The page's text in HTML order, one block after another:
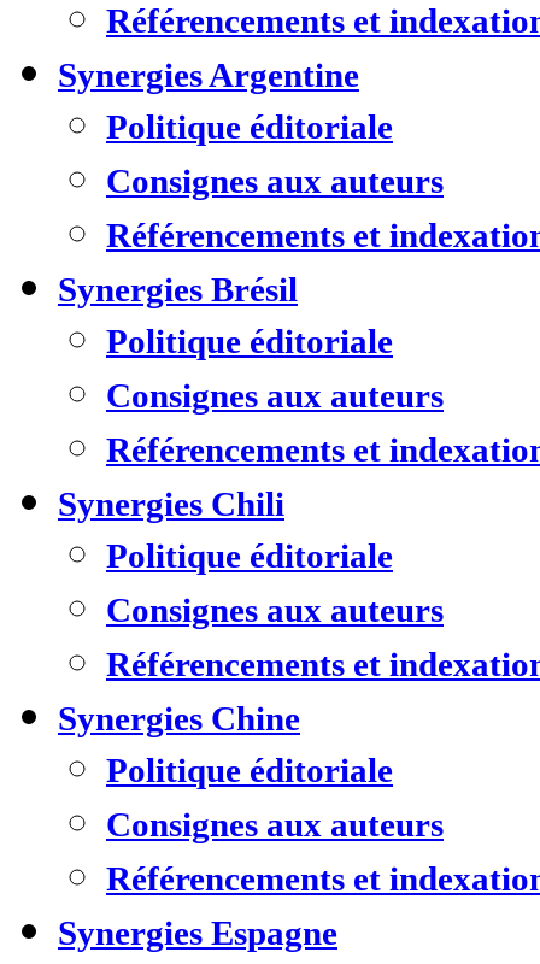
Référencements et
Synergies Argentine
Politique éditoriale
Consignes aux auteurs
Référencements et
Synergies Brésil
Politique éditoriale
Consignes aux auteurs
Référencements et
Synergies Chili
Politique éditoriale
Consignes aux auteurs
Référencements et
Synergies Chine
Politique éditoriale
Consignes aux auteurs
Référencements et
Synergies Espagne